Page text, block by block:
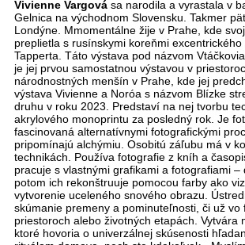
Vivienne Vargová sa narodila a vyrastala v
Gelnica na východnom Slovensku. Takmer
Londýne. Mmomentálne žije v Prahe, kde
preplietla s rusínskymi koreňmi
Tapperta. Táto výstava pod názvom
je jej prvou samostatnou výstavou v
národnostných menšín v Prahe, kde jej
výstava Vivienne a Noróa s názvom Blízke
druhu v roku 2023. Predstaví na nej tvorbu
akrylového monoprintu za posledný rok. Je
fascinovaná alternatívnymi fotografickými
pripomínajú alchýmiu. Osobitú záľubu má v
technikách. Používa fotografie z kníh a
pracuje s vlastnými grafikami a fotografiami –
potom ich rekonštruuje pomocou farby ako
vytvorenie uceleného snového obrazu.
skúmanie premeny a pominuteľnosti, či už vo
priestoroch alebo životných etapách. Vytvára
ktoré hovoria o univerzálnej skúsenosti